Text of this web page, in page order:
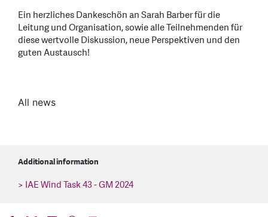
Ein herzliches Dankeschön an Sarah Barber für die
Leitung und Organisation, sowie alle Teilnehmenden für
diese wertvolle Diskussion, neue Perspektiven und den
guten Austausch!
All news
Additional information
> IAE Wind Task 43 - GM 2024